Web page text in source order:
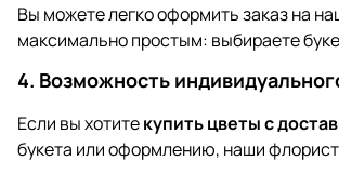
Вы можете легко оформить заказ на
максимально простым: выбираете
4. Возможность
Если вы хотитекупить цветы с
букета или оформлению, наши